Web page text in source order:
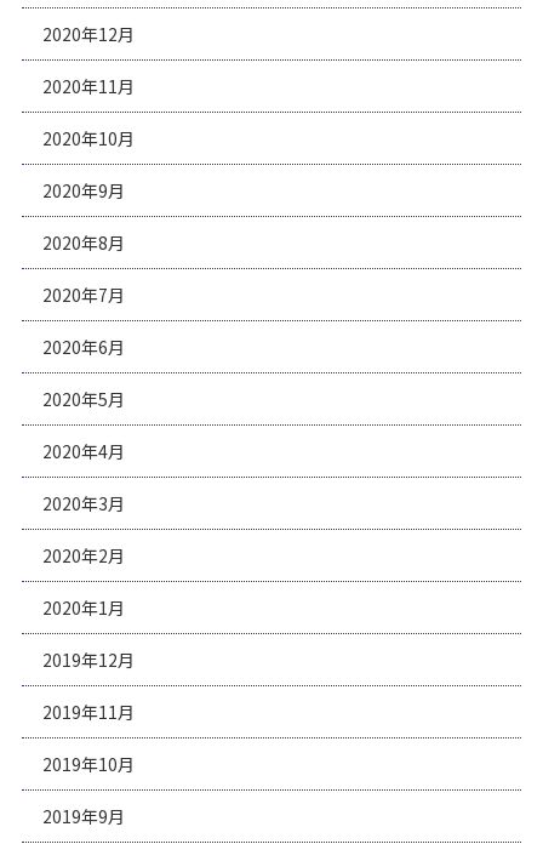
2020年12月
2020年11月
2020年10月
2020年9月
2020年8月
2020年7月
2020年6月
2020年5月
2020年4月
2020年3月
2020年2月
2020年1月
2019年12月
2019年11月
2019年10月
2019年9月